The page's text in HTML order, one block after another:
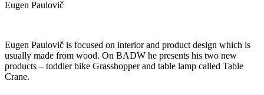
Eugen Paulovič
Eugen Paulovič is focused on interior and product design which is
usually made from wood. On BADW he presents his two new
products – toddler bike Grasshopper and table lamp called Table
Crane.